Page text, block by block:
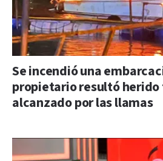
Se incendió una
propietario resultó herido
alcanzado por las llamas